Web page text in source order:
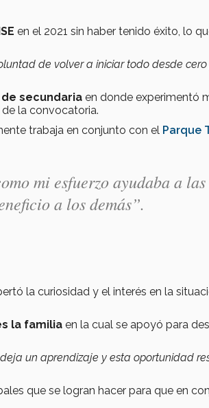
en el 2021 sin haber tenido éxito, lo
de volver a iniciar todo desde
secundaria en donde experimentó
la convocatoria.
trabaja en conjunto con el Parque
mi esfuerzo ayudaba a
a los demás”.
la curiosidad y el interés en la
la familia en la cual se apoyó para
un aprendizaje y esta oportunidad
que se logran hacer para que en